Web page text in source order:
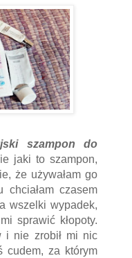
szampon do
jaki to szampon,
że używałam go
czasem
wszelki wypadek,
sprawić kłopoty.
i nie zrobił mi nic
cudem, za którym